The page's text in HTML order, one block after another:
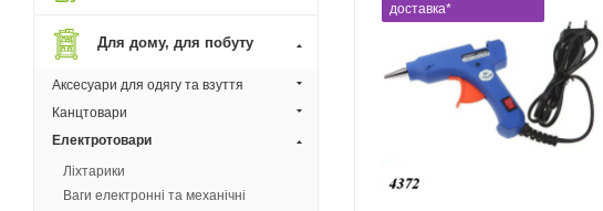
доставка*
Для дому, для побуту
Аксесуари для одягу та взуття
Канцтовари
Електротовари
Ліхтарики
Ваги електронні та механічні